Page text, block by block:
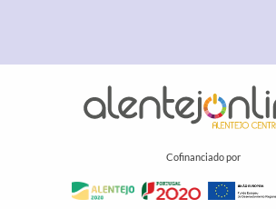
Cofinanciado por